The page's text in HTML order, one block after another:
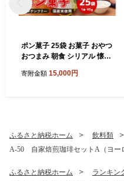
ポン菓子 25袋 お菓子 おやつ
おつまみ 朝食 シリアル 懐か
003
寄附金額 15,000円
ふるさと納税ホーム 飲料類
A-50 自家焙煎珈琲セットA（ヨー
ふるさと納税ホーム ランキン